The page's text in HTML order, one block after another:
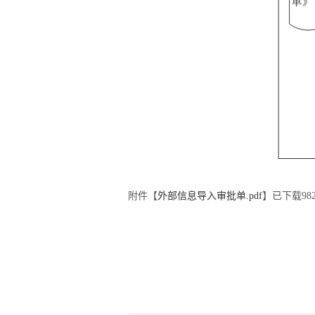
附件【外部信息导入审批单.pdf】已下载